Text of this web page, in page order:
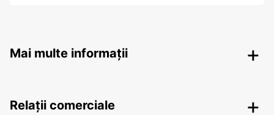
Mai multe informații
Relații comerciale